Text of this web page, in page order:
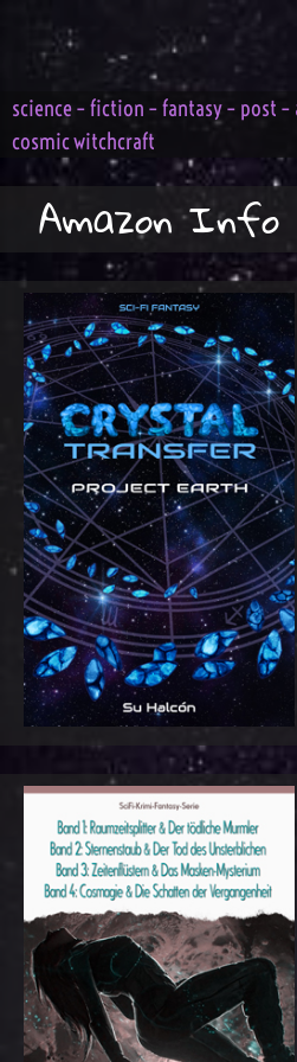
science – fiction – fantasy – post
cosmic witchcraft
Amazon Info